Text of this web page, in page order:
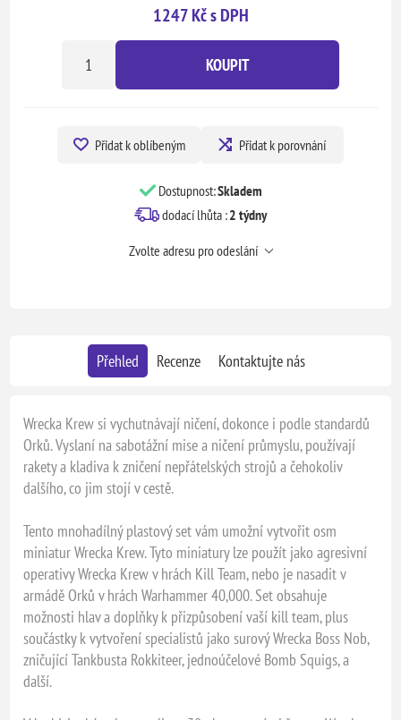
1247 Kč s DPH
KOUPIT
Přidat k oblíbeným Přidat k porovnání
Dostupnost:Skladem
dodací lhůta :2 týdny
Zvolte adresu pro odeslání
Přehled Recenze Kontaktujte nás
Wrecka Krew si vychutnávají ničení, dokonce i podle standardů
Orků. Vyslaní na sabotážní mise a ničení průmyslu, používají
rakety a kladiva k zničení nepřátelských strojů a čehokoliv
dalšího, co jim stojí v cestě.
Tento mnohadílný plastový set vám umožní vytvořit osm
miniatur Wrecka Krew. Tyto miniatury lze použít jako agresivní
operativy Wrecka Krew v hrách Kill Team, nebo je nasadit v
armádě Orků v hrách Warhammer 40,000. Set obsahuje
možnosti hlav a doplňky k přizpůsobení vaší kill team, plus
součástky k vytvoření specialistů jako surový Wrecka Boss Nob,
zničující Tankbusta Rokkiteer, jednoúčelové Bomb Squigs, a
další.